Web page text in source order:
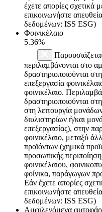
έχετε απορίες σχετικά
επικοινωνήστε
δεδομένων: ISS ESG)
Φοινικέλαιο
5.36%
περιλαμβάνονται στο
δραστηριοποιούνται
επεξεργασία
φοινικέλαιο.
δραστηριοποιούνται
στη λειτουργία
διυλιστηρίων ή/και
επεξεργασίας), στην
φοινικέλαιο, μεταξύ
προϊόντων (χημικά
προσωπικής
φοινικέλαιου,
φοίνικα, παράγωγων
Εάν έχετε απορίες
επικοινωνήστε
δεδομένων: ISS ESG)
Αμφιλεγόμενα